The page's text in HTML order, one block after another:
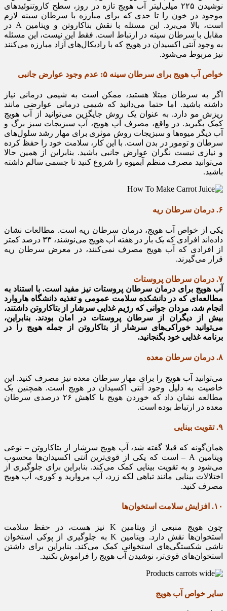
نوشیدن ۲۲۵ میلی‌لیتر آب هویج تازه در روز، سطح کاروتنوئیدهای
موجود در خون را تا حدی که برای مبارزه با سرطان سینه لازم
است، بالا می‌برد. این مسئله با نقش بتاکاروتن و ویتامین A در
مقابل با سرطان سینه در ارتباط است. فقط این نیست، این مسئله
به وجود آنتی اکسیدان در هویج که با رادیکال‌های آزاد مبارزه می‌کنند
نیز مربوط می‌شود.
خواص آب هویج برای سرطان سینه ۵: عدم وجود عوارض جانبی
اگر به سرطان مبتلا هستید، ممکن است به شیمی درمانی نیاز
داشته باشید. اما حتما می‌دانید که شیمی درمانی عوارضی مانند
ریزش مو دارد. به عنوان یک روش جایگزین می‌توانید از آب هویج
کمک بگیرید. در واقع، مصرف آب هویج، آب سبزیجات سبز برگ و
آب دیگر میوه‌ها و سبزیجات روش موثری برای مهار رشد سلول‌های
سرطان و تومور در بدن است. با این کار، سلامت خود را حفظ کرده
و نیازی نیست نگران عوارض جانبی باشید. بنابراین از همین حالا
می‌توانید مصرف منظم آبمیوه را شروع کنید تا جسمی سالم داشته
باشید.
۶. درمان سرطان ریه
یکی از خواص آب هویج، درمان سرطان ریه است. مطالعات نشان
داده‌اند افرادی که یک بار در هفته آب هویج می‌نوشند، ۳۳ درصد کمتر
از افرادی که آب هویج مصرف نمی‌کنند، در معرض سرطان ریه
قرار می‌گیرند.
۷. درمان سرطان پروستات
آب هویج برای درمان سرطان پروستات نیز مفید است. با استناد به
مطالعه‌ای که در دانشکده سلامت عمومی و تغذیه دانشگاه هاروارد
انجام شد، مردان جوانی که رژیم غذایی سرشار از بتاکاروتن داشتند،
بیش از دیگران از سرطان پروستات در امان بودند. بنابراین،
می‌توانید خوراکی‌های سرشار از بتاکاروتن از جمله هویج را در
برنامه غذایی خود بگنجانید.
۸. درمان سرطان معده
می‌توانید آب هویج را برای مهار سرطان معده نیز مصرف کنید. این
خاصیت به دلیل وجود آنتی اکسیدان در هویج است. همچنین یک
مطالعه نشان داد که خوردن هویج با کاهش ۲۶ درصدی سرطان
معده در ارتباط بوده است.
۹. تقویت بینایی
همان‌گونه که قبلا گفته شد، آب هویج سرشار از بتاکاروتن – نوعی
ویتامین A – است که یکی از قوی‌ترین آنتی اکسیدان‌ها محسوب
می‌شود و به تقویت بینایی کمک می‌کند. بنابراین برای جلوگیری از
اختلالات بینایی مانند تباهی لکه زرد، آب مروارید و کوری، آب هویج
مصرف کنید.
۱۰. افزایش سلامت استخوان‌ها
چون هویج منبعی از ویتامین K نیز هست، در حفظ سلامت
استخوان‌‌ها نقش دارد. ویتامین K به جلوگیری از پوکی استخوان
ناشی شکستگی‌های استخوانی کمک می‌کند. بنابراین برای داشتن
استخوان‌های قوی‌تر، نوشیدن آب هویج را فراموش نکنید.
سایر خواص آب هویج